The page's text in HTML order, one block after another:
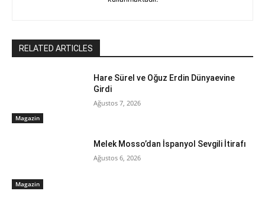
RELATED ARTICLES
Magazin
Hare Sürel ve Oğuz Erdin Dünyaevine
Girdi
Ağustos 7, 2026
Magazin
Melek Mosso’dan İspanyol Sevgili İtirafı
Ağustos 6, 2026